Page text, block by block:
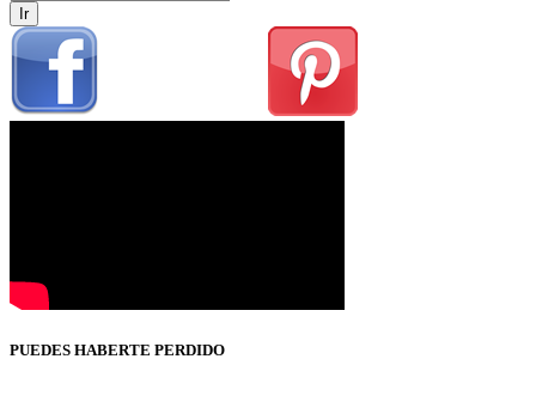
Ir
PUEDES HABERTE PERDIDO